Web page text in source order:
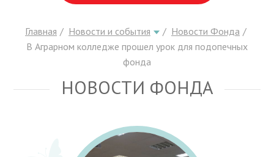
Главная Новости и события
Новости Фонда
В Аграрном колледже прошел урок для подопечных
фонда
НОВОСТИ ФОНДА